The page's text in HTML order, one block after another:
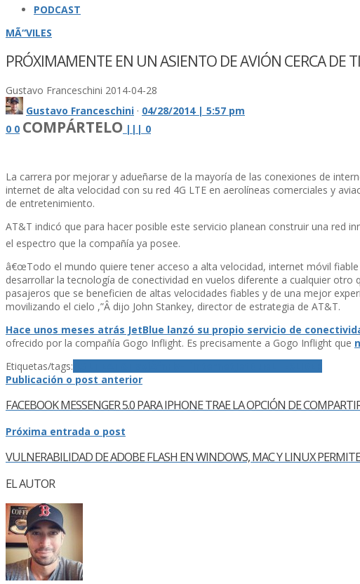
PODCAST
MÃ“VILES
PRÓXIMAMENTE EN UN ASIENTO DE AVIÓN CERCA DE
Gustavo Franceschini 2014-04-28
Gustavo Franceschini · 04/28/2014 | 5:57 pm
0 0 COMPÁRTELO | | | 0
La carrera por mejorar y adueñarse de la mayorí­a de las conexiones de
internet de alta velocidad con su red 4G LTE en aerolí­neas comerciales y
de entretenimiento.
AT&T indicó que para hacer posible este servicio planean construir una red
el espectro que la compañí­a ya posee.
â€œTodo el mundo quiere tener acceso a alta velocidad, internet móvil
desarrollar la tecnologí­a de conectividad en vuelos diferente a cualquier
pasajeros que se beneficien de altas velocidades fiables y de una mejor
movilizando el cielo ,”Â dijo John Stankey, director de estrategia de AT&T.
Hace unos meses atrás JetBlue lanzó su propio servicio de
ofrecido por la compañí­a Gogo Inflight. Es precisamente a Gogo Inflight que
Etiquetas/tags:
Publicación o post anterior
FACEBOOK MESSENGER 5.0 PARA IPHONE TRAE LA OPCIÓN DE
Próxima entrada o post
VULNERABILIDAD DE ADOBE FLASH EN WINDOWS, MAC Y LINUX
EL AUTOR